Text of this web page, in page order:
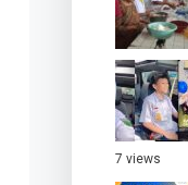
7 views